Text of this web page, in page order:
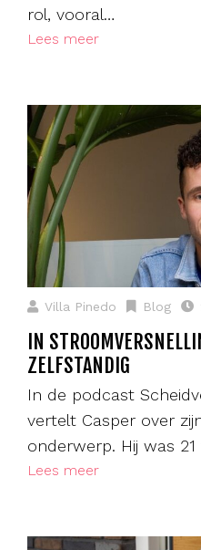
rol, vooral…
Lees meer
Villa Pinedo Blog
IN
ZELFSTANDIG
In de podcast
vertelt Casper over
onderwerp. Hij was
Lees meer